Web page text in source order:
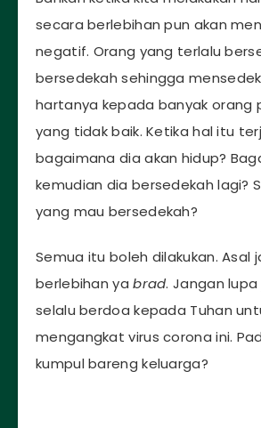
secara berlebihan pun akan
negatif. Orang yang terlalu
bersedekah sehingga
hartanya kepada banyak orang
yang tidak baik. Ketika hal itu
bagaimana dia akan hidup?
kemudian dia bersedekah lagi?
yang mau bersedekah?
Semua itu boleh dilakukan. Asal
berlebihan yabrad. Jangan
selalu berdoa kepada Tuhan
mengangkat virus corona ini.
kumpul bareng keluarga?